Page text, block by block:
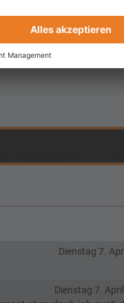
Dienstag 7.
Dienstag 7.